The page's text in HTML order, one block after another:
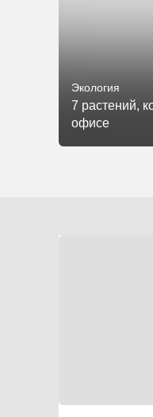
Экология
7 растений,
офисе